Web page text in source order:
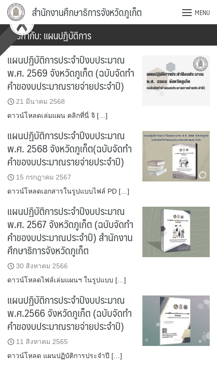
Skip
content
สำนักงานศึกษาธิการจังหวัดภูเก็ต MENU
ป้ายกำกับ:แผนปฏิบัติการ
แผนปฏิบัติการประจำปีงบประมาณ
พ.ศ. 2569 จังหวัดภูเก็ต (ฉบับจัดทำ
คำของบประมาณรายจ่ายประจำปี)
21 มีนาคม 2568
ดาวน์โหลดเล่มแผน คลิกที่นี่ จิ […]
แผนปฏิบัติการประจำปีงบประมาณ
พ.ศ. 2568 จังหวัดภูเก็ต(ฉบับจัดทำ
คำของบประมาณรายจ่ายประจำปี)
15 กรกฎาคม 2567
ดาวน์โหลดเอกสารในรูปแบบไฟล์ PD […]
แผนปฏิบัติการประจำปีงบประมาณ
พ.ศ. 2567 จังหวัดภูเก็ต (ฉบับจัดทำ
คำของบประมาณประจำปี) สำนักงาน
ศึกษาธิการจังหวัดภูเก็ต
30 สิงหาคม 2566
ดาวน์โหลดไฟล์เล่มแผนฯ ในรูปแบบ […]
แผนปฏิบัติการประจำปีงบประมาณ
พ.ศ.2566 จังหวัดภูเก็ต (ฉบับจัดทำ
คำของบประมาณรายจ่ายประจำปี)
11 สิงหาคม 2565
ดาวน์โหลด แผนปฏิบัติการประจำปี […]